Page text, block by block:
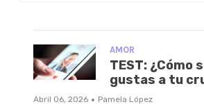
AMOR
TEST: ¿Cómo
gustas a tu
Abril 06, 2026 · Pamela López